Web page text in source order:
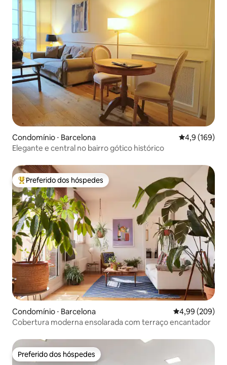
Condomínio ⋅ Barcelona 4,9 de uma
4,9 (169)
Elegante e central no bairro gótico histórico
Entre os melhores preferidos dos hóspedes
Preferido dos hóspedes
Condomínio ⋅ Barcelona 4,99 de uma
4,99 (209)
Cobertura moderna ensolarada com terraço encantador
Preferido dos hóspedes
Preferido dos hóspedes